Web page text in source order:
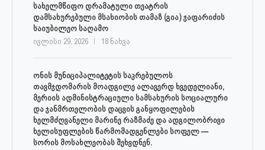
სახელმწიფო დრამატული თეატრის
დამსახურებული მსახიობის თამაზ (გია) ჯაფარიძის
საიუბილეო საღამო
ივლისი 29, 2026 18 ნახვა
ონის მუნიციპალიტეტის საკრებულოს
თავმჯდომარის მოადგილე ალავერდ ხვედელიანი,
მერიის ადმინისტრაციული სამსახურის სოციალური
და ჯანმრთელობის დაცვის განყოფილების
ხელმძღვანელი მარინე რაზმაძე და ადგილობრივი
ხელისუფლების წარმომადგენლები სოფელ —
სორის მოსახლეობას შეხვდნენ.